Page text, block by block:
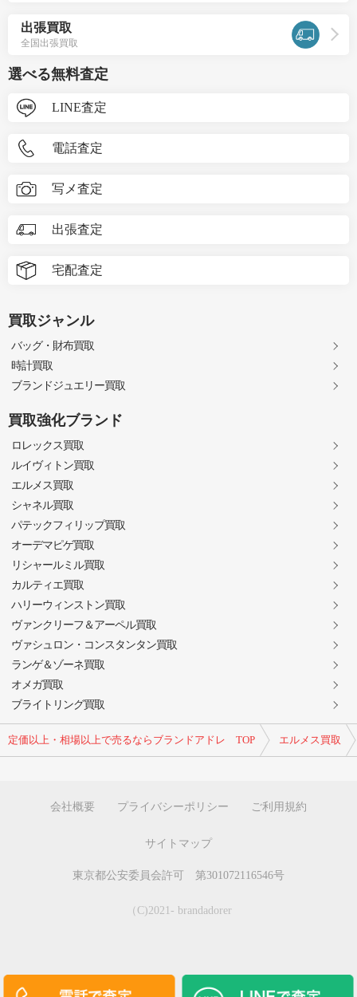
定価以上・相場以上で売るならブランドアドレ TOP エルメス買取
出張買取
全国出張買取
選べる無料査定
LINE査定
電話査定
写メ査定
出張査定
宅配査定
買取ジャンル
バッグ・財布買取
時計買取
ブランドジュエリー買取
買取強化ブランド
ロレックス買取
ルイヴィトン買取
エルメス買取
シャネル買取
パテックフィリップ買取
オーデマピゲ買取
リシャールミル買取
カルティエ買取
ハリーウィンストン買取
ヴァンクリーフ＆アーペル買取
ヴァシュロン・コンスタンタン買取
ランゲ＆ゾーネ買取
オメガ買取
ブライトリング買取
会社概要 プライバシーポリシー ご利用規約
サイトマップ
東京都公安委員会許可 第301072116546号
（C)2021- brandadorer